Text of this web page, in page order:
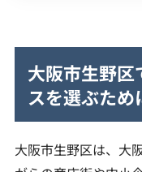
大阪市生野区
スを選ぶため
大阪市生野区は、大